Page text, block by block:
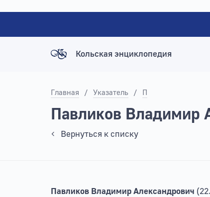
Кольская энциклопедия
Главная / Указатель / П
Павликов Владимир
Вернуться к списку
Павликов Владимир Александрович